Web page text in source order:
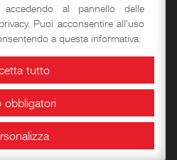
e Torri
d’autore
storico-didattici
al pannello delle
Puoi acconsentire all'uso
a questa informativa.
tutto
obbligatori